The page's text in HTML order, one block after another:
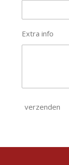
Extra info
verzenden